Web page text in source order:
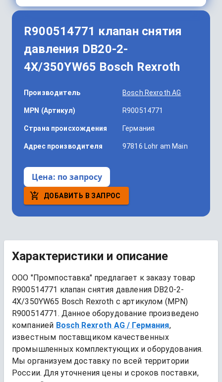
R900514771 клапан снятия
давления DB20-2-
4X/350YW65 Bosch Rexroth
Производитель Bosch Rexroth AG
MPN (Артикул) R900514771
Страна происхождения Германия
Адрес производителя 97816 Lohr am Main
Цена: по запросу
ДОБАВИТЬ В ЗАПРОС
Характеристики и описание
ООО "Промпоставка" предлагает к заказу товар
R900514771 клапан снятия давления DB20-2-
4X/350YW65 Bosch Rexroth
R900514771. Данное оборудование произведено
компанией Bosch Rexroth AG / Германия,
известным поставщиком качественных
промышленных комплектующих и оборудования.
Мы организуем доставку по всей территории
России. Для уточнения цены и сроков поставки,